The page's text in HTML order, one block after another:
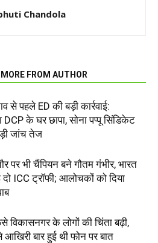
Chandola
MORE FROM AUTHOR
से पहले ED की बड़ी कार्रवाई:
के घर छापा, सोना पप्पू सिंडिकेट
जांच तेज
पर भी चैंपियन बने गौतम गंभीर, भारत
दो ICC ट्रॉफी; आलोचकों को दिया
विकासनगर के लोगों की चिंता बढ़ी,
आखिरी बार हुई थी फोन पर बात